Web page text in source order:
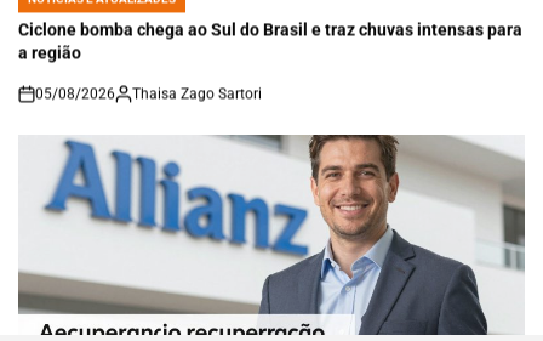
IN
Ciclone bomba chega ao Sul do Brasil e traz chuvas intensas para
a região
on
05/08/2026 Thaisa Zago Sartori